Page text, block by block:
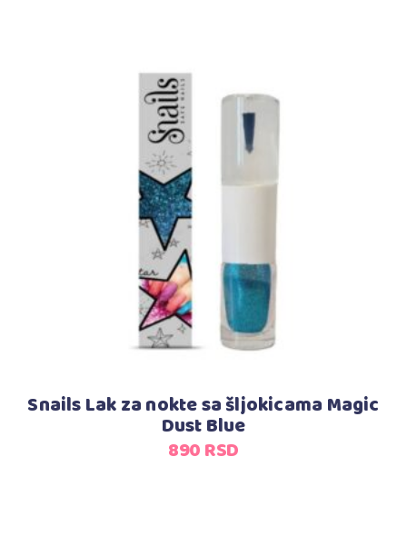
Dodaj u korpu
Snails Lak za nokte sa šljokicama Magic
Dust Blue
890RSD